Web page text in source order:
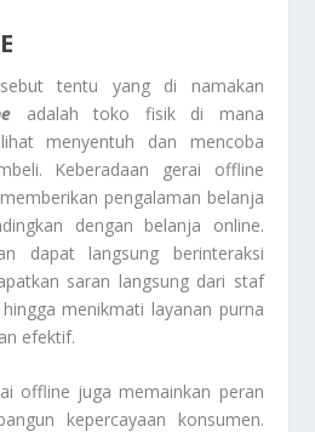
tentu yang di namakan
adalah toko fisik di mana
menyentuh dan mencoba
Keberadaan gerai offline
pengalaman belanja
dengan belanja online.
dapat langsung berinteraksi
saran langsung dari staf
menikmati layanan purna
efektif.
offline juga memainkan peran
kepercayaan konsumen.